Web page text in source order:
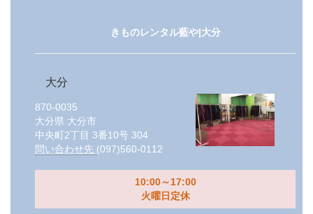
きものレンタル藍や|大分
大分
870-0035
大分県 大分市
中央町2丁目 3番10号 304
問い合わせ先 (097)560-0112
10:00～17:00
火曜日定休